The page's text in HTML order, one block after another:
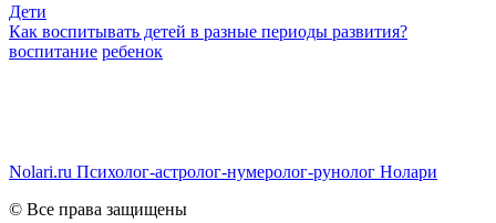
Дети
Как воспитывать детей в разные периоды развития?
воспитание ребенок
Nolari.ru Психолог-астролог-нумеролог-рунолог Нолари
© Все права защищены